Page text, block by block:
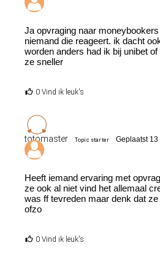
Ja opvraging naar
niemand die reageert. ik dacht
worden anders had ik bij unibet
ze sneller
0 Vind ik leuk's
totomaster Topic starter Geplaatst
Heeft iemand ervaring met
ze ook al niet vind het allemaal
was ff tevreden maar denk dat
ofzo
0 Vind ik leuk's